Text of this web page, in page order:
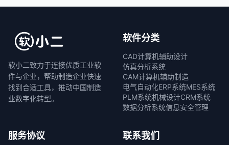
软小二致力于连接优质工业软
件与企业，帮助制造企业快速
找到合适工具，推动中国制造
业数字化转型。
软件分类
CAD计算机辅助设计
仿真分析系统
CAM计算机辅助制造
电气自动化ERP系统MES系统
PLM系统机械设计CRM系统
数据分析系统信息安全管理
服务协议 联系我们